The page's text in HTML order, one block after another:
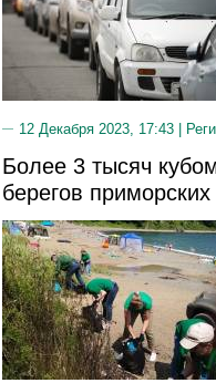
12 Декабря 2023, 17:43 |
Более 3 тысяч
берегов